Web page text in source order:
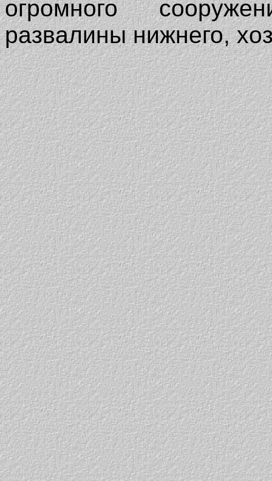
огромного
развалины нижнего,